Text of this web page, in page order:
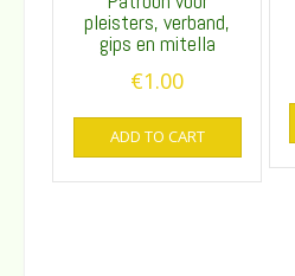
pleisters, verband,
gips en mitella
€1.00
ADD TO CART